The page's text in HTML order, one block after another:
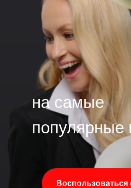
на самые
популярные
Воспользоваться